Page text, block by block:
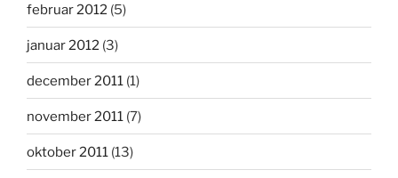
februar 2012 (5)
januar 2012 (3)
december 2011 (1)
november 2011 (7)
oktober 2011 (13)